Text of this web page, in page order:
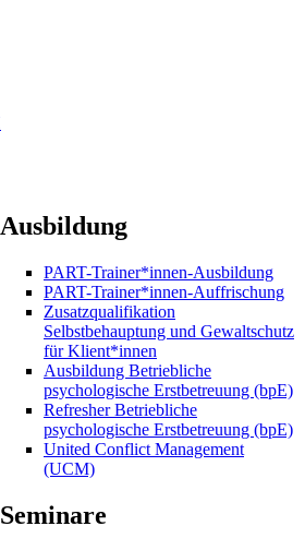
Ausbildung
PART-Trainer*innen-Ausbildung
PART-Trainer*innen-Auffrischung
Zusatzqualifikation
Selbstbehauptung und Gewaltschutz
für Klient*innen
Ausbildung Betriebliche
psychologische Erstbetreuung (bpE)
Refresher Betriebliche
psychologische Erstbetreuung (bpE)
United Conflict Management
(UCM)
Seminare